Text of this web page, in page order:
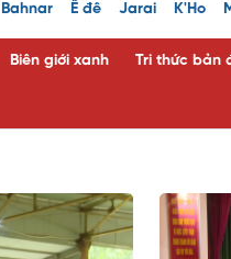
Bahnar Ê đê Jarai K'Ho
Biên giới xanh Tri thức bản